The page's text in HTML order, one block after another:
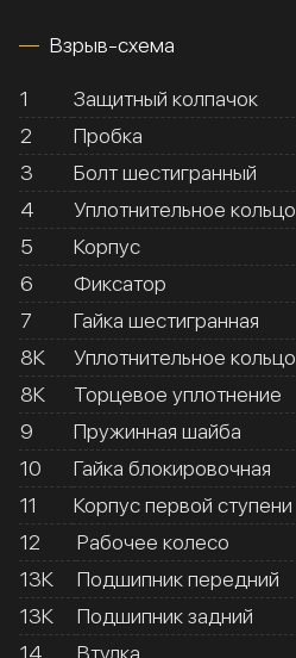
Взрыв-схема
1
Защитный колпачок
2
Пробка
3
Болт шестигранный
4
Уплотнительное кольцо
5
Корпус
6
Фиксатор
7
Гайка шестигранная
8К
Уплотнительное кольцо
8К
Торцевое уплотнение
9
Пружинная шайба
10
Гайка блокировочная
11
Корпус первой ступени
12
Рабочее колесо
13К
Подшипник передний
13К
Подшипник задний